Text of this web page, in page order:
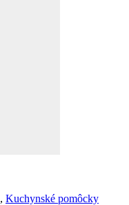
, Kuchynské pomôcky